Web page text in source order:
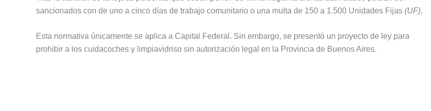
sancionados con de uno a cinco días de trabajo comunitario o una multa de 150 a 1.500 Unidades Fijas (UF).
Esta normativa únicamente se aplica a Capital Federal. Sin embargo, se presentó un proyecto de ley para
prohibir a los cuidacoches y limpiavidriso sin autorización legal en la Provincia de Buenos Aires.